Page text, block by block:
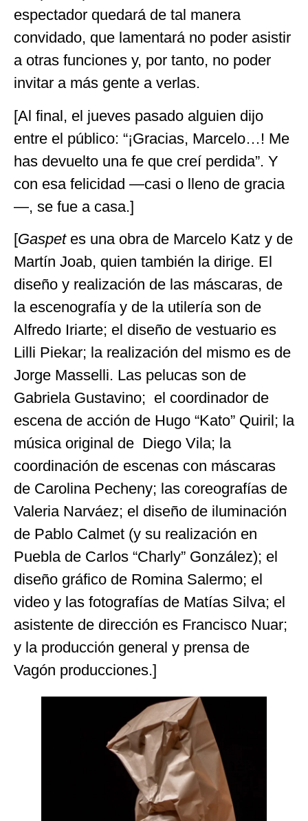
espectador quedará de tal manera
convidado, que lamentará no poder asistir
a otras funciones y, por tanto, no poder
invitar a más gente a verlas.
[Al final, el jueves pasado alguien dijo
entre el público: “¡Gracias, Marcelo…! Me
has devuelto una fe que creí perdida”. Y
con esa felicidad —casi o lleno de gracia
—, se fue a casa.]
[Gaspetes una obra de Marcelo Katz y de
Martín Joab, quien también la dirige. El
diseño y realización de las máscaras, de
la escenografía y de la utilería son de
Alfredo Iriarte; el diseño de vestuario es
Lilli Piekar; la realización del mismo es de
Jorge Masselli. Las pelucas son de
Gabriela Gustavino; el coordinador de
escena de acción de Hugo “Kato” Quiril; la
música original de Diego Vila; la
coordinación de escenas con máscaras
de Carolina Pecheny; las coreografías de
Valeria Narváez; el diseño de iluminación
de Pablo Calmet (y su realización en
Puebla de Carlos “Charly” González); el
diseño gráfico de Romina Salermo; el
video y las fotografías de Matías Silva; el
asistente de dirección es Francisco Nuar;
y la producción general y prensa de
Vagón producciones.]